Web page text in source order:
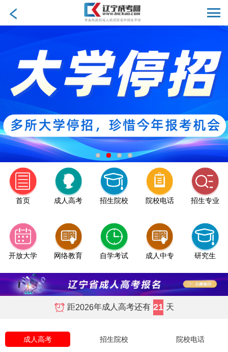
首页 成人高考 招生院校 院校电话 招生专业
开放大学 网络教育 自学考试 成人中专 研究生
距2026年成人高考还有 21 天
成人高考 招生院校 院校电话